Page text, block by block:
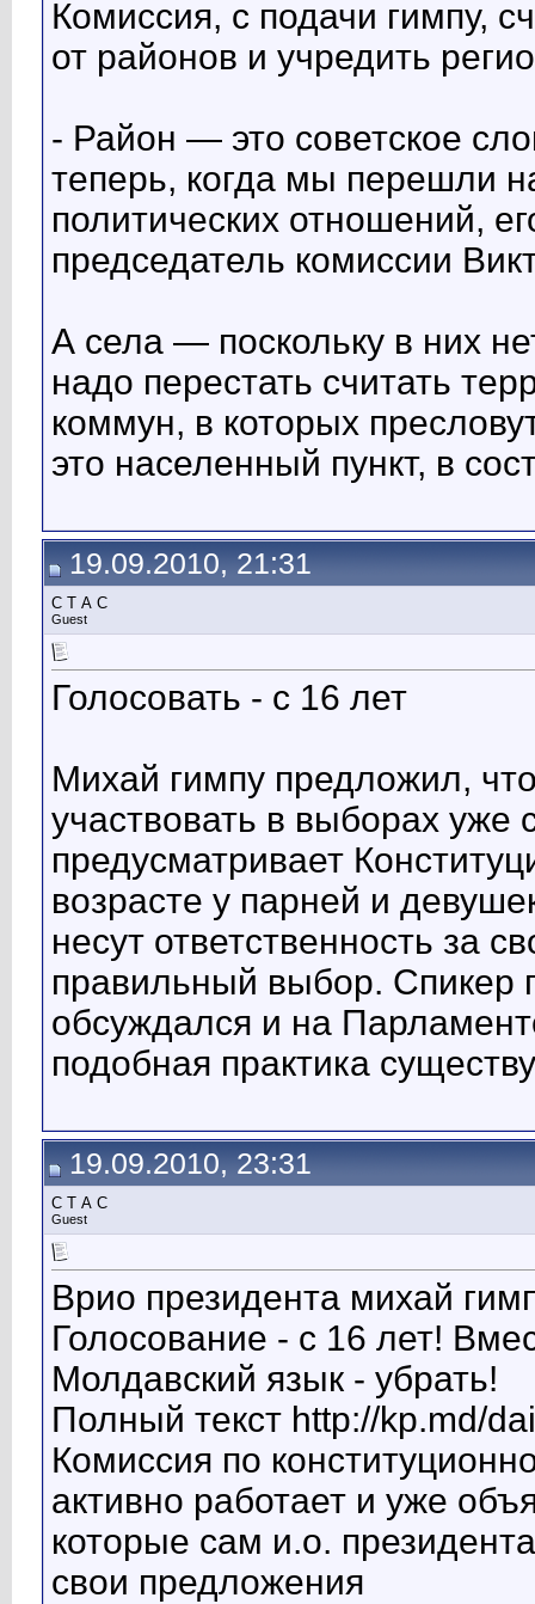
Комиссия, с подачи гимпу,
от районов и учредить
- Район — это советское
теперь, когда мы перешли
политических отношений,
председатель комиссии
А села — поскольку в них
надо перестать считать
коммун, в которых
это населенный пункт, в
19.09.2010, 21:31
С Т А С
Guest
Голосовать - с 16 лет
Михай гимпу предложил,
участвовать в выборах уже
предусматривает
возрасте у парней и
несут ответственность за
правильный выбор. Спикер
обсуждался и на
подобная практика
19.09.2010, 23:31
С Т А С
Guest
Врио президента михай
Голосование - с 16 лет!
Молдавский язык - убрать!
Полный текст http://kp.md/
Комиссия по
активно работает и уже
которые сам и.о.
свои предложения